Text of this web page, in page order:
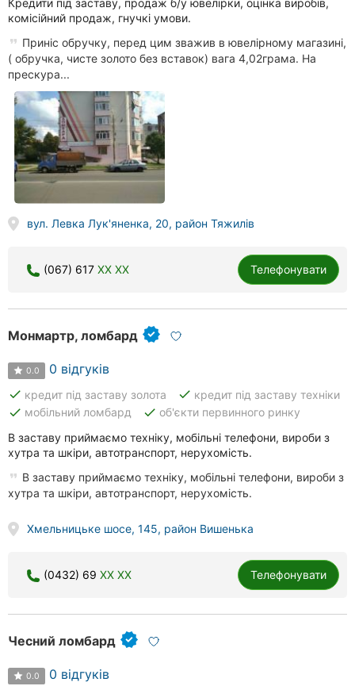
Кредити під заставу, продаж б/у ювелірки, оцінка виробів,
комісійний продаж, гнучкі умови.
Приніс обручку, перед цим зважив в ювелірному магазині,
( обручка, чисте золото без вставок) вага 4,02грама. На
прескура...
вул. Левка Лук'яненка, 20, район Тяжилів
(067) 617 XX XX Телефонувати
Монмартр, ломбард
0.0 0 відгуків
done кредит під заставу золота done кредит під заставу техніки
done мобільний ломбард done об'єкти первинного ринку
В заставу приймаємо техніку, мобільні телефони, вироби з
хутра та шкіри, автотранспорт, нерухомість.
В заставу приймаємо техніку, мобільні телефони, вироби з
хутра та шкіри, автотранспорт, нерухомість.
Хмельницьке шосе, 145, район Вишенька
(0432) 69 XX XX Телефонувати
Чесний ломбард
0.0 0 відгуків